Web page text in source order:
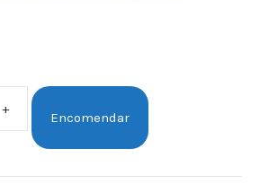
+
Encomendar